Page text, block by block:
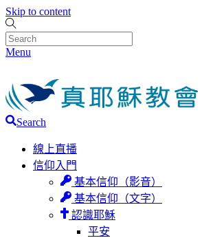
Skip to content
Menu
Search
線上直播
信仰入門
基本信仰（影音）
基本信仰（文字）
認識耶穌
平安